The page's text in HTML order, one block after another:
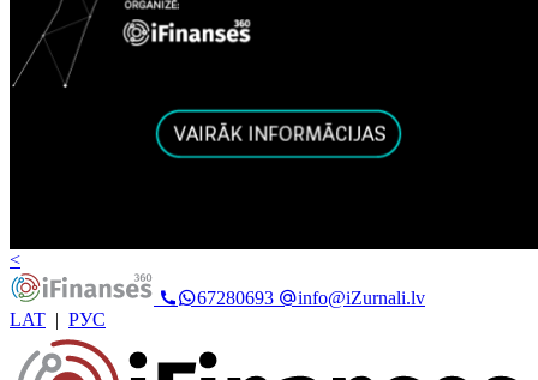
<
67280693
info@iZurnali.lv
LAT | РУС